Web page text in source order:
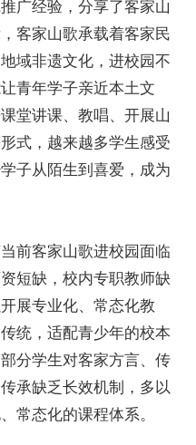
经验，分享了客家山
客家山歌承载着客家民
域非遗文化，进校园不
青年学子亲近本土文
堂讲课、教唱、开展山
式，越来越多学生感受
子从陌生到喜爱，成为
客家山歌进校园面临
短缺，校内专职教师缺
展专业化、常态化教
统，适配青少年的校本
分学生对客家方言、传
承缺乏长效机制，多以
常态化的课程体系。